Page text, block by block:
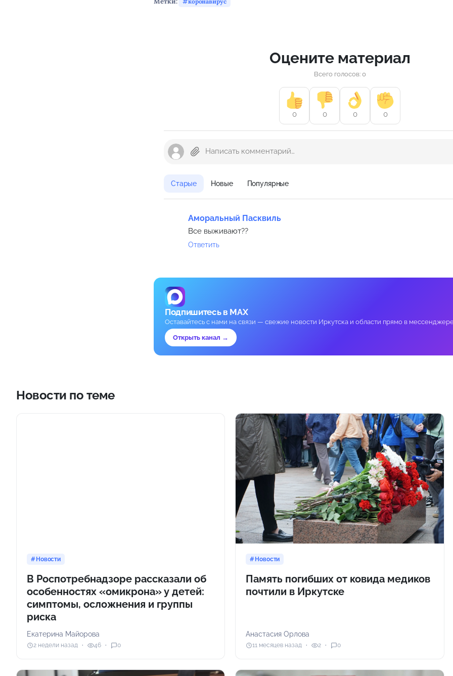
Оцените материал
Всего голосов: 0
0 0 0 0
Старые Новые Популярные
Аморальный Пасквиль
Все выживают??
Ответить
Подпишитесь в MAX
Оставайтесь с нами на связи — свежие новости Иркутска и области прямо в
Открыть канал →
Новости по теме
Новости
В Роспотребнадзоре рассказали об
особенностях «омикрона» у детей:
симптомы, осложнения и группы
риска
Екатерина Майорова
2 недели назад 46 0
Новости
Память погибших от ковида медиков
почтили в Иркутске
Анастасия Орлова
11 месяцев назад 2 0